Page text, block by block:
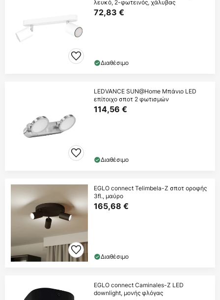
λευκό, 2-φωτεινός, χάλυβας
72,83 €
Διαθέσιμο
LEDVANCE SUN@Home Μπάνιο LED
επίτοιχο σποτ 2 φωτισμών
114,56 €
Διαθέσιμο
EGLO connect Telimbela-Z σποτ οροφής
3fl., μαύρο
165,68 €
Διαθέσιμο
EGLO connect Caminales-Z LED
downlight, μονής φλόγας